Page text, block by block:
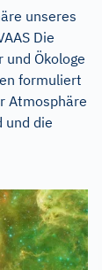
unseres
Die
Ökologe
formuliert
Atmosphäre
und die